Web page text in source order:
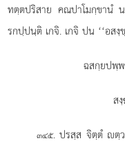
ทตฺตปริสาย คณปาโมกฺขานํ
รกปฺปนฺติ เกจิ. เกจิ ปน ‘‘อสงฺ
ฉสกฺยปพฺ
ส
๓๔๕. ปรสฺส จิตฺตํ 